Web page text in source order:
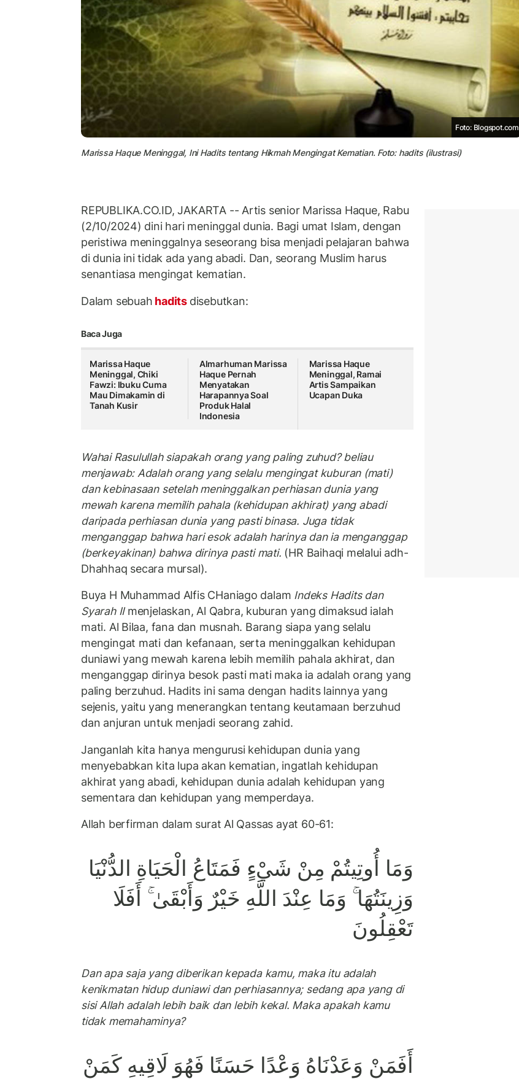
Foto: Blogspot.com
Marissa Haque Meninggal, Ini Hadits tentang Hikmah Mengingat Kematian. Foto: hadits (ilustrasi)
REPUBLIKA.CO.ID, JAKARTA -- Artis senior Marissa Haque, Rabu
(2/10/2024) dini hari meninggal dunia. Bagi umat Islam, dengan
peristiwa meninggalnya seseorang bisa menjadi pelajaran bahwa
di dunia ini tidak ada yang abadi. Dan, seorang Muslim harus
senantiasa mengingat kematian.
Dalam sebuah hadits disebutkan:
Baca Juga
Marissa Haque
Meninggal, Chiki
Fawzi: Ibuku Cuma
Mau Dimakamin di
Tanah Kusir
Almarhuman Marissa
Haque Pernah
Menyatakan
Harapannya Soal
Produk Halal
Indonesia
Marissa Haque
Meninggal, Ramai
Artis Sampaikan
Ucapan Duka
Wahai Rasulullah siapakah orang yang paling zuhud? beliau
menjawab: Adalah orang yang selalu mengingat kuburan (mati)
dan kebinasaan setelah meninggalkan perhiasan dunia yang
mewah karena memilih pahala (kehidupan akhirat) yang abadi
daripada perhiasan dunia yang pasti binasa. Juga tidak
menganggap bahwa hari esok adalah harinya dan ia menganggap
(berkeyakinan) bahwa dirinya pasti mati. (HR Baihaqi melalui adh-
Dhahhaq secara mursal).
Buya H Muhammad Alfis CHaniago dalam Indeks Hadits dan
Syarah IImenjelaskan, Al Qabra, kuburan yang dimaksud ialah
mati. Al Bilaa, fana dan musnah. Barang siapa yang selalu
mengingat mati dan kefanaan, serta meninggalkan kehidupan
duniawi yang mewah karena lebih memilih pahala akhirat, dan
menganggap dirinya besok pasti mati maka ia adalah orang yang
paling berzuhud. Hadits ini sama dengan hadits lainnya yang
sejenis, yaitu yang menerangkan tentang keutamaan berzuhud
dan anjuran untuk menjadi seorang zahid.
Janganlah kita hanya mengurusi kehidupan dunia yang
menyebabkan kita lupa akan kematian, ingatlah kehidupan
akhirat yang abadi, kehidupan dunia adalah kehidupan yang
sementara dan kehidupan yang memperdaya.
Allah berfirman dalam surat Al Qassas ayat 60-61:
وَمَا أُوتِيتُمْ مِنْ شَيْءٍ فَمَتَاعُ الْحَيَاةِ الدُّنْيَا
وَزِينَتُهَا ۚ وَمَا عِنْدَ اللَّهِ خَيْرٌ وَأَبْقَىٰ ۚ أَفَلَا
تَعْقِلُونَ
Dan apa saja yang diberikan kepada kamu, maka itu adalah
kenikmatan hidup duniawi dan perhiasannya; sedang apa yang di
sisi Allah adalah lebih baik dan lebih kekal. Maka apakah kamu
tidak memahaminya?
أَفَمَنْ وَعَدْنَاهُ وَعْدًا حَسَنًا فَهُوَ لَاقِيهِ كَمَنْ